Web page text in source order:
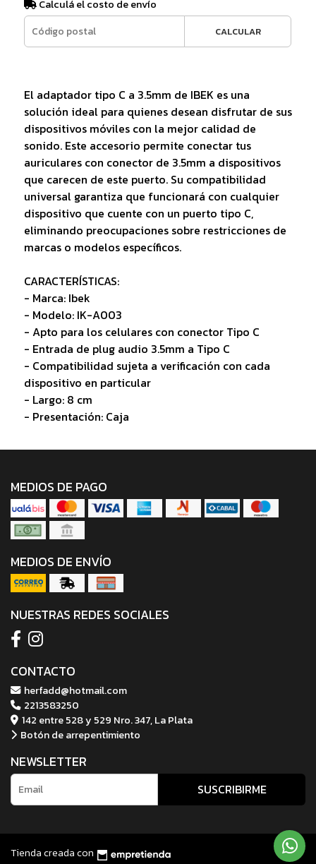
Calculá el costo de envío
CALCULAR
El adaptador tipo C a 3.5mm de IBEK es una
solución ideal para quienes desean disfrutar de sus
dispositivos móviles con la mejor calidad de
sonido. Este accesorio permite conectar tus
auriculares con conector de 3.5mm a dispositivos
que carecen de este puerto. Su compatibilidad
universal garantiza que funcionará con cualquier
dispositivo que cuente con un puerto tipo C,
eliminando preocupaciones sobre restricciones de
marcas o modelos específicos.
CARACTERÍSTICAS:
- Marca: Ibek
- Modelo: IK-A003
- Apto para los celulares con conector Tipo C
- Entrada de plug audio 3.5mm a Tipo C
- Compatibilidad sujeta a verificación con cada
dispositivo en particular
- Largo: 8 cm
- Presentación: Caja
MEDIOS DE PAGO
MEDIOS DE ENVÍO
NUESTRAS REDES SOCIALES
CONTACTO
herfadd@hotmail.com
2213583250
142 entre 528 y 529 Nro. 347, La Plata
Botón de arrepentimiento
NEWSLETTER
SUSCRIBIRME
Tienda creada con